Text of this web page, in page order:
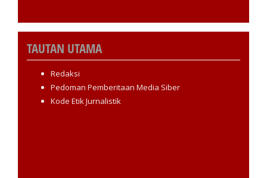
TAUTAN UTAMA
Redaksi
Pedoman Pemberitaan Media Siber
Kode Etik Jurnalistik